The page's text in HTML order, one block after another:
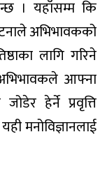
। यहाँसम्म कि
अभिभावकको
लागि गरिने
आफ्ना
हेर्ने प्रवृत्ति
मनोविज्ञानलाई